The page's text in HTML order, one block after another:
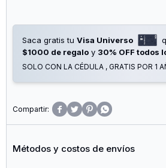
12 Lapiceras Gel
8 Lápices De Colores
8 Crayones
2 Pinceles
1 Goma De Borrar
1 Regla
6 Acuarelas De Colores
Las Posibilidades Son Infinitas !!
Saca gratis tu Visa Universo
$1000 de regalo y 30% OFF todos
SOLO CON LA CÉDULA , GRATIS POR 1
   
Métodos y costos de envíos